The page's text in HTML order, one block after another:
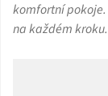
komfortní pokoje.
na každém